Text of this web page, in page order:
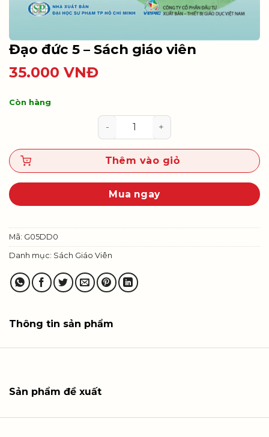
Đạo đức 5 – Sách giáo viên
35.000 VNĐ
Còn hàng
Đạo đức 5 - Sách giáo viên số
Thêm vào giỏ
Mua ngay
Mã: G05DD0
Danh mục: Sách Giáo Viên
Thông tin sản phẩm
Sản phẩm đề xuất